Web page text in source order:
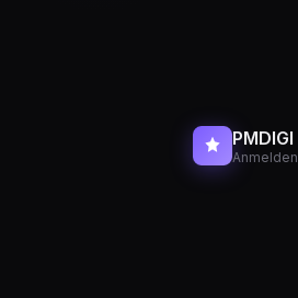
PMDIGI
Anmelden